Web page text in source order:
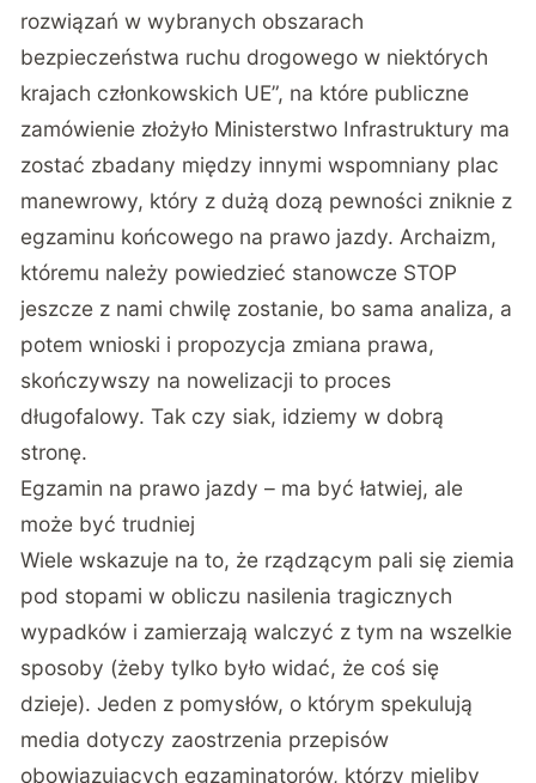
rozwiązań w wybranych obszarach
bezpieczeństwa ruchu drogowego w niektórych
krajach członkowskich UE”, na które publiczne
zamówienie złożyło Ministerstwo Infrastruktury ma
zostać zbadany między innymi wspomniany plac
manewrowy, który z dużą dozą pewności zniknie z
egzaminu końcowego na prawo jazdy. Archaizm,
któremu należy powiedzieć stanowcze STOP
jeszcze z nami chwilę zostanie, bo sama analiza, a
potem wnioski i propozycja zmiana prawa,
skończywszy na nowelizacji to proces
długofalowy. Tak czy siak, idziemy w dobrą
stronę.
Egzamin na prawo jazdy – ma być łatwiej, ale
może być trudniej
Wiele wskazuje na to, że rządzącym pali się ziemia
pod stopami w obliczu nasilenia tragicznych
wypadków i zamierzają walczyć z tym na wszelkie
sposoby (żeby tylko było widać, że coś się
dzieje). Jeden z pomysłów, o którym spekulują
media dotyczy zaostrzenia przepisów
obowiązujących egzaminatorów, którzy mieliby